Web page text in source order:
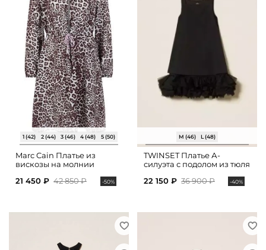
1 (42) 2 (44) 3 (46) 4 (48) 5 (50)
Marc Cain Платье из
вискозы на молнии
21 450 ₽ 42 850 ₽ -50%
M (46) L (48)
TWINSET Платье А-
силуэта с подолом из тюля
22 150 ₽ 36 900 ₽ -40%